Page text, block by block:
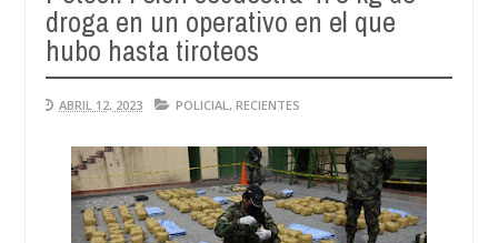
droga en un operativo en el que
hubo hasta tiroteos
ABRIL 12, 2023 POLICIAL , RECIENTES